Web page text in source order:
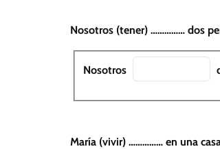
Nosotros (tener) …………… dos
Nosotros
María (vivir) …………… en una